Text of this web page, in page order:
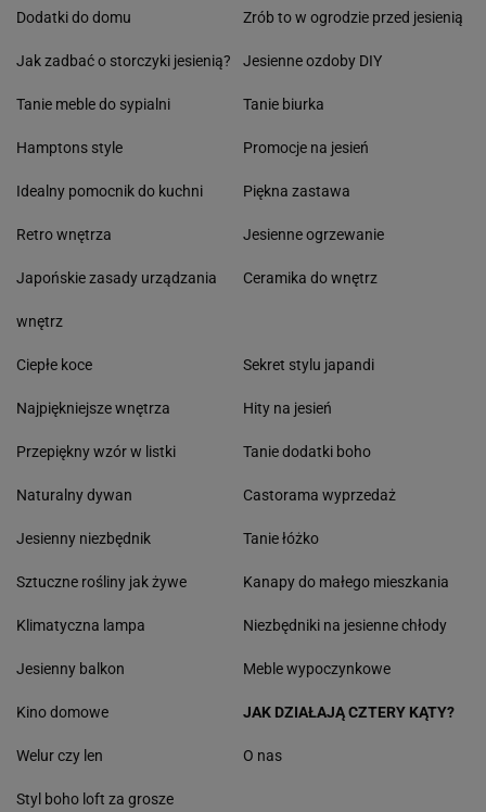
Dodatki do domu
Jak zadbać o storczyki jesienią?
Tanie meble do sypialni
Hamptons style
Idealny pomocnik do kuchni
Retro wnętrza
Japońskie zasady urządzania
wnętrz
Zrób to w ogrodzie przed jesienią
Jesienne ozdoby DIY
Tanie biurka
Promocje na jesień
Piękna zastawa
Jesienne ogrzewanie
Ceramika do wnętrz
Ciepłe koce
Najpiękniejsze wnętrza
Przepiękny wzór w listki
Naturalny dywan
Jesienny niezbędnik
Sztuczne rośliny jak żywe
Klimatyczna lampa
Jesienny balkon
Sekret stylu japandi
Hity na jesień
Tanie dodatki boho
Castorama wyprzedaż
Tanie łóżko
Kanapy do małego mieszkania
Niezbędniki na jesienne chłody
Meble wypoczynkowe
Kino domowe
Welur czy len
Styl boho loft za grosze
JAK DZIAŁAJĄ CZTERY KĄTY?
O nas